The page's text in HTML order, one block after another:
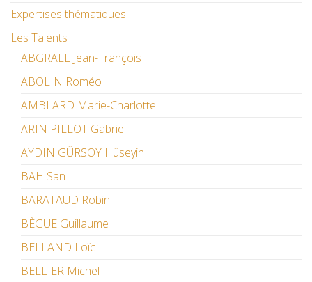
Expertises thématiques
Les Talents
ABGRALL Jean-François
ABOLIN Roméo
AMBLARD Marie-Charlotte
ARIN PILLOT Gabriel
AYDIN GÜRSOY Hüseyin
BAH San
BARATAUD Robin
BÈGUE Guillaume
BELLAND Loïc
BELLIER Michel